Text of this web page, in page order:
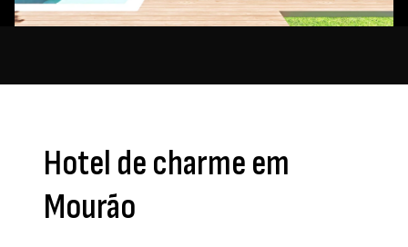
Hotel de charme em
Mourão